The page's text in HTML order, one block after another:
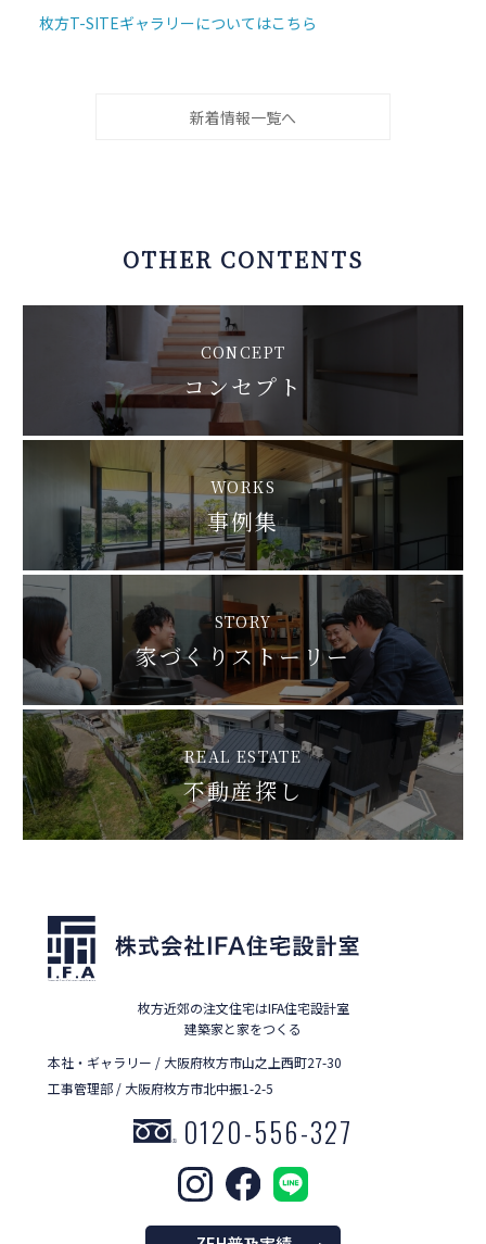
枚方T-SITEギャラリーについてはこちら
新着情報一覧へ
OTHER CONTENTS
CONCEPT
コンセプト
WORKS
事例集
STORY
家づくりストーリー
REAL ESTATE
不動産探し
枚方近郊の注文住宅はIFA住宅設計室
建築家と家をつくる
本社・ギャラリー / 大阪府枚方市山之上西町27-30
工事管理部 / 大阪府枚方市北中振1-2-5
0120-556-327